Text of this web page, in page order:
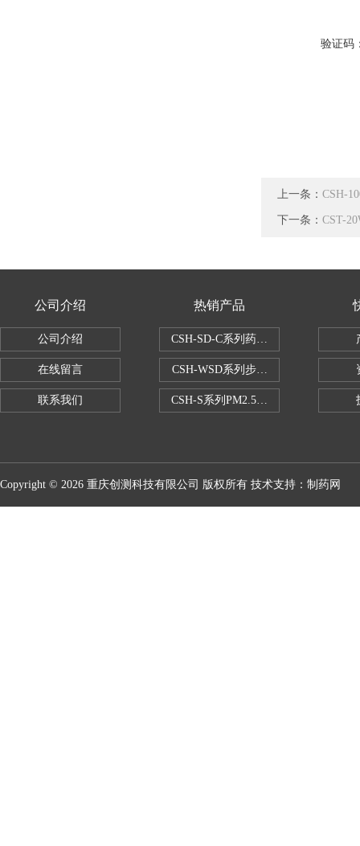
验证码
上一条： CSH-
下一条： CST-
公司介绍
公司介绍
在线留言
联系我们
热销产品
CSH-SD-C系列药品稳定性试验箱（
CSH-WSD系列步入式药品稳定性试验
CSH-S系列PM2.5恒温恒湿试验室
Copyright © 2026 重庆创测科技有限公司 版权所有 技术支持： 制药网